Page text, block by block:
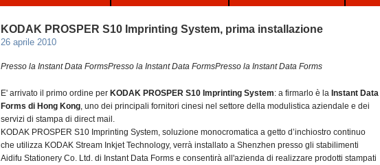
KODAK PROSPER S10 Imprinting System, prima installazione
26 aprile 2010
Presso la Instant Data FormsPresso la Instant Data FormsPresso la Instant Data Forms
E' arrivato il primo ordine per KODAK PROSPER S10 Imprinting System: a firmarlo è la Instant Data
Forms di Hong Kong, uno dei principali fornitori cinesi nel settore della modulistica aziendale e dei
servizi di stampa di direct mail.
KODAK PROSPER S10 Imprinting System, soluzione monocromatica a getto d’inchiostro continuo
che utilizza KODAK Stream Inkjet Technology, verrà installato a Shenzhen presso gli stabilimenti
Aidifu Stationery Co. Ltd. di Instant Data Forms e consentirà all'azienda di realizzare prodotti stampati